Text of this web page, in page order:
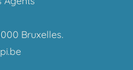
Bruxelles.